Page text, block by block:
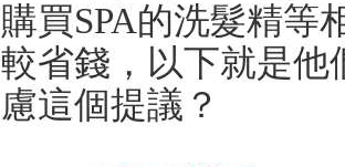
購買SPA的洗髮精等
較省錢，以下就是
慮這個提議？